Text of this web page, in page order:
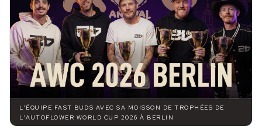
L'ÉQUIPE FAST BUDS AVEC SA MOISSON DE TROPHÉES DE
L'AUTOFLOWER WORLD CUP 2026 À BERLIN